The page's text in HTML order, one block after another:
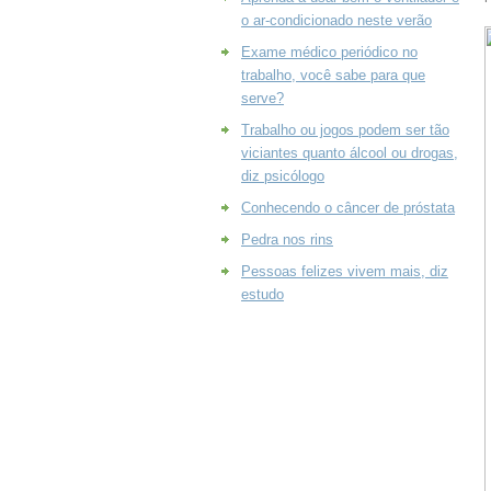
o ar-condicionado neste verão
Exame médico periódico no
trabalho, você sabe para que
serve?
Trabalho ou jogos podem ser tão
viciantes quanto álcool ou drogas,
diz psicólogo
Conhecendo o câncer de próstata
Pedra nos rins
Pessoas felizes vivem mais, diz
estudo